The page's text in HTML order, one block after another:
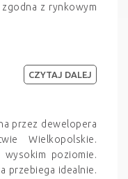
z rynkowym
przez dewelopera
Wielkopolskie.
poziomie.
przebiega idealnie.
CZYTAJ DALEJ